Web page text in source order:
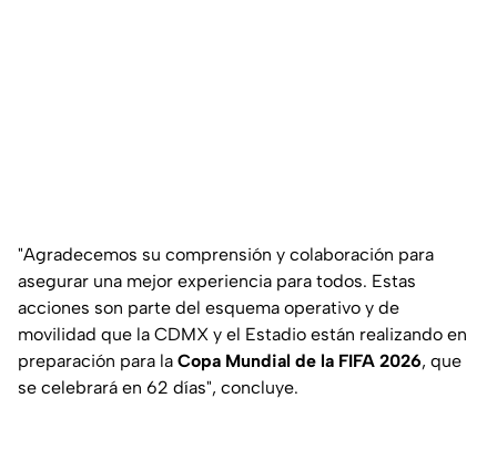
"Agradecemos su comprensión y colaboración para
asegurar una mejor experiencia para todos. Estas
acciones son parte del esquema operativo y de
movilidad que la CDMX y el Estadio están realizando en
preparación para la Copa Mundial de la FIFA 2026, que
se celebrará en 62 días", concluye.